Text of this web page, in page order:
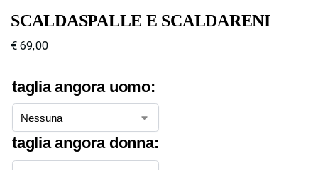
SCALDASPALLE E SCALDARENI
€ 69,00
taglia angora uomo:
taglia angora donna: